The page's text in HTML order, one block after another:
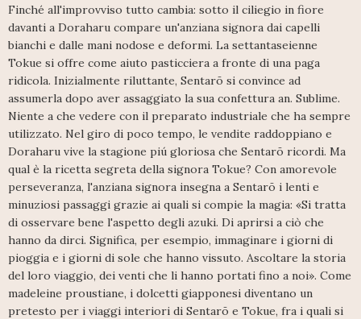
Finché all'improvviso tutto cambia: sotto il ciliegio in fiore
davanti a Doraharu compare un'anziana signora dai capelli
bianchi e dalle mani nodose e deformi. La settantaseienne
Tokue si offre come aiuto pasticciera a fronte di una paga
ridicola. Inizialmente riluttante, Sentarō si convince ad
assumerla dopo aver assaggiato la sua confettura an. Sublime.
Niente a che vedere con il preparato industriale che ha sempre
utilizzato. Nel giro di poco tempo, le vendite raddoppiano e
Doraharu vive la stagione piú gloriosa che Sentarō ricordi. Ma
qual è la ricetta segreta della signora Tokue? Con amorevole
perseveranza, l'anziana signora insegna a Sentarō i lenti e
minuziosi passaggi grazie ai quali si compie la magia: «Si tratta
di osservare bene l'aspetto degli azuki. Di aprirsi a ciò che
hanno da dirci. Significa, per esempio, immaginare i giorni di
pioggia e i giorni di sole che hanno vissuto. Ascoltare la storia
del loro viaggio, dei venti che li hanno portati fino a noi». Come
madeleine proustiane, i dolcetti giapponesi diventano un
pretesto per i viaggi interiori di Sentarō e Tokue, fra i quali si